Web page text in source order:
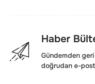
Haber
Gündemden
doğrudan e-